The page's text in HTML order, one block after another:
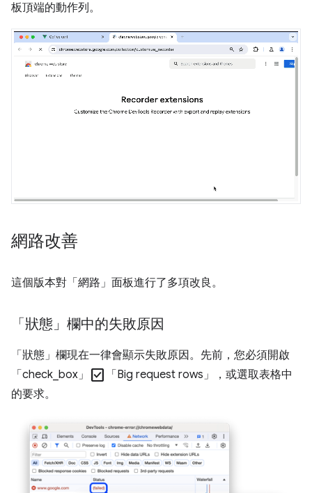
板頂端的動作列。
網路改善
這個版本對「網路」 面板進行了多項改良。
「狀態」欄中的失敗原因
「狀態」 欄現在一律會顯示失敗原因。先前，您必須開啟
「check_box」 check_box 「Big request rows」
，或選取表格中
的要求。